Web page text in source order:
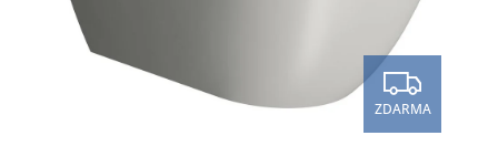
ZDARMA